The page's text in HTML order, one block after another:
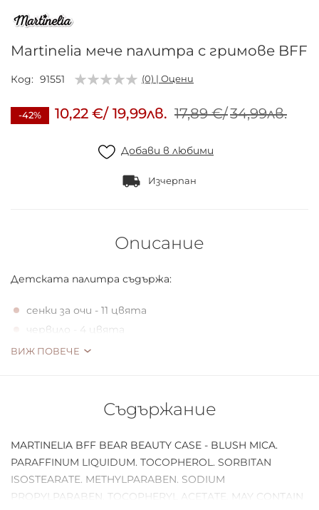
началото
галерия
със
Martinelia мече палитра с гримове BFF
Код 91551 (0) | Оцени
-42% 10,22 €/ 19,99лв. 17,89 €/34,99лв.
Добави в любими
Изчерпан
Описание
Детската палитра съдържа:
сенки за очи - 11 цвята
червило - 4 цвята
руж
ВИЖ ПОВЕЧЕ
Съдържание
MARTINELIA BFF BEAR BEAUTY CASE - BLUSH MICA.
PARAFFINUM LIQUIDUM. TOCOPHEROL. SORBITAN
ISOSTEARATE. METHYLPARABEN. SODIUM
PROPYLPARABEN. TOCOPHERYL ACETATE. MAY CONTAIN